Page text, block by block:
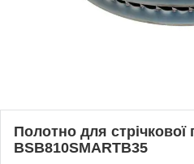
Полотно для
BSB810SMARTB35